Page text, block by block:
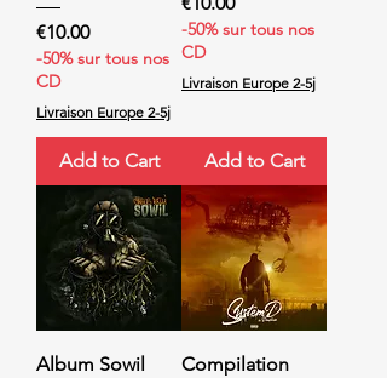
Price
€10.00
-50% sur tous nos
CD
Livraison Europe 2-5j
Add to Cart
-50% sur tous nos
CD
Livraison Europe 2-5j
Add to Cart
Album Sowil
Compilation